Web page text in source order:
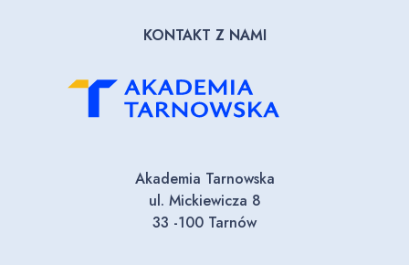
KONTAKT Z NAMI
Akademia Tarnowska
ul. Mickiewicza 8
33 -100 Tarnów